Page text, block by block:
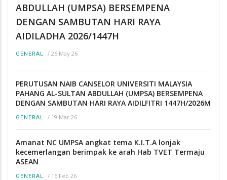
ABDULLAH (UMPSA) BERSEMPENA
DENGAN SAMBUTAN HARI RAYA
AIDILADHA 2026/1447H
GENERAL / 26 May 26
PERUTUSAN NAIB CANSELOR UNIVERSITI MALAYSIA
PAHANG AL-SULTAN ABDULLAH (UMPSA) BERSEMPENA
DENGAN SAMBUTAN HARI RAYA AIDILFITRI 1447H/2026M
GENERAL / 19 Mar 26
Amanat NC UMPSA angkat tema K.I.T.A lonjak
kecemerlangan berimpak ke arah Hab TVET Termaju
ASEAN
GENERAL / 16 Feb 26